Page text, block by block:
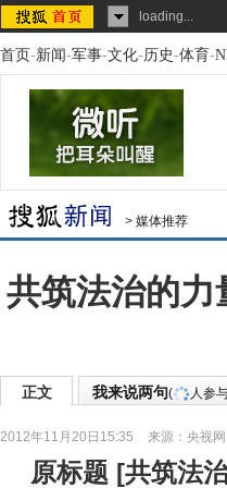
loading...
首页-新闻-军事-文化-历史-体育-
> 媒体推荐
共筑法治的
正文 我来说两句( 人参
2012年11月20日15:35 来源： 央视网
原标题 [共筑法